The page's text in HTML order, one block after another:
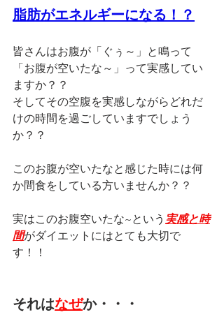
脂肪がエネルギーになる！？
皆さんはお腹が「ぐぅ～ 」と鳴って
「お腹が空いたな～」って実感してい
ますか？？
そしてその空腹を実感しながらどれだ
けの時間を過ごしていますでしょう
か？？
このお腹が空いたなと感じた時には何
か間食をしている方いませんか？？
実はこのお腹空いたな~という 実感と時
間がダイエットにはとても大切で
す！！
それはなぜか・・・